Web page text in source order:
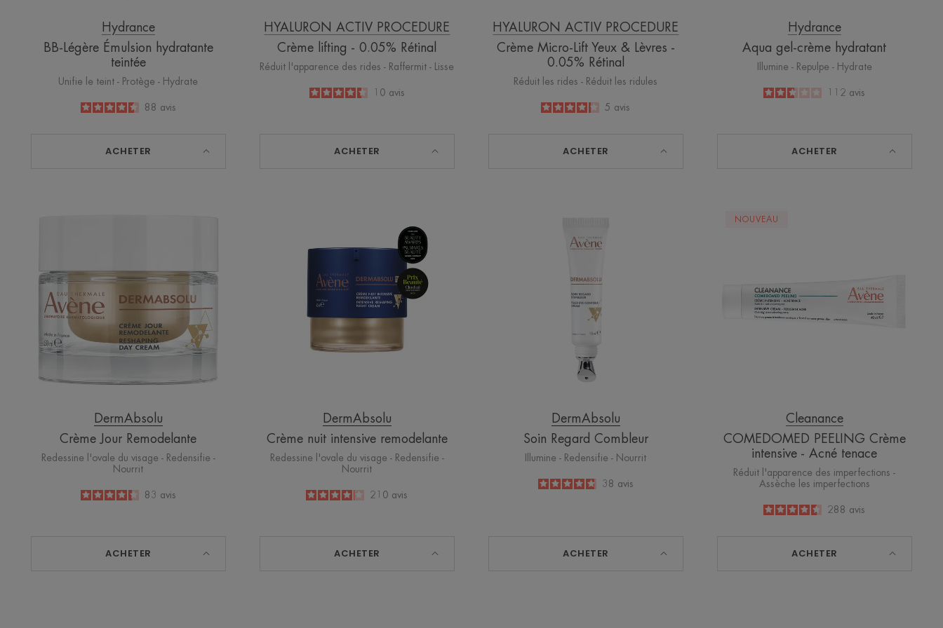
Hydrance
BB-Légère Émulsion hydratante
teintée
Unifie le teint - Protège - Hydrate
4.5
/
5
88 avis
ACHETER
HYALURON ACTIV PROCEDURE
Crème lifting - 0.05% Rétinal
Réduit l'apparence des rides - Raffermit - Lisse
4.4
10 avis
ACHETER
HYALURON ACTIV PROCEDURE
Crème Micro-Lift Yeux & Lèvres -
0.05% Rétinal
Réduit les rides - Réduit les ridules
4.2
/
5
5 avis
ACHETER
Hydrance
Aqua gel-crème hydratant
Illumine - Repulpe - Hydrate
2.7
112 avis
ACHETER
DermAbsolu
Crème Jour Remodelante
Redessine l'ovale du visage - Redensifie -
Nourrit
4.3
/
5
83 avis
ACHETER
intensive
remodelante
DermAbsolu
Crème nuit intensive remodelante
Redessine l'ovale du visage - Redensifie -
Nourrit
4.1
/
5
210 avis
ACHETER
Combleur
DermAbsolu
Soin Regard Combleur
Illumine - Redensifie - Nourrit
4.8
/
5
38 avis
ACHETER
tenace
NOUVEAU
Cleanance
COMEDOMED PEELING Crème
intensive - Acné tenace
Réduit l'apparence des imperfections -
Assèche les imperfections
4.5
/
5
288 avis
ACHETER